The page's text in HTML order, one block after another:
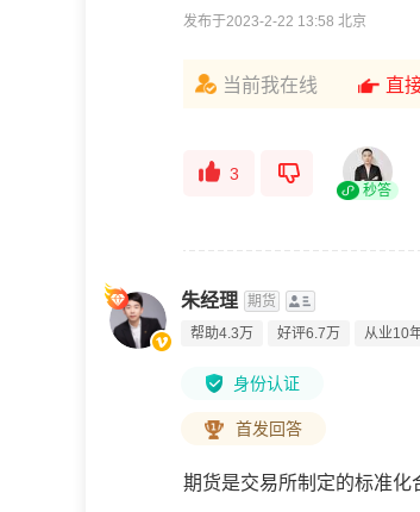
发布于2023-2-22 13:58 北京
当前我在线 直
3
秒答
朱经理 期货
帮助4.3万
好评6.7万 从业10
身份认证
首发回答
期货是交易所制定的标准化